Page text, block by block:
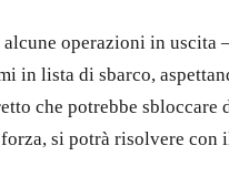
operazioni in uscita
in lista di sbarco,
che potrebbe
si potrà risolvere con